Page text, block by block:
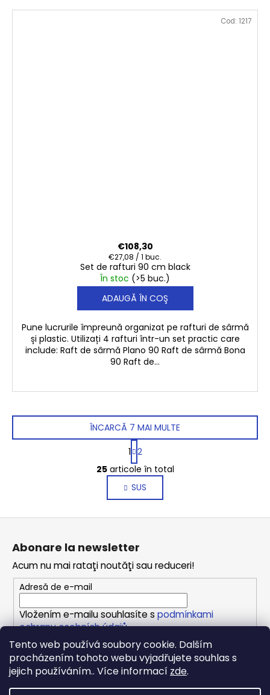
Tento web používá soubory cookie. Dalším
procházením tohoto webu vyjadřujete souhlas s
jejich používáním.. Více informací zde.
Set de rafturi 90 cm black
În stoc (>5 buc.)
€108,30
Evaluare
preţ:
€27,08 / 1 buc.
ADAUGĂ ÎN COŞ
Pune lucrurile împreună organizat pe rafturi de sârmă
și plastic. Utilizați 4 rafturi într-un set practic care
include: Raft de sârmă Plano 90 Raft de sârmă Bona
90 Raft de...
Cod: 1217
C
o
n
t
r
l
u
l
l
i
s
t
r
i
l
o
ÎNCARCĂ 7 MAI MULTE
P
a
g
i
n
a
r
1 2
25articole în total
SUS
Abonare la newsletter
Acum nu mai rataţi noutăţi sau reduceri!
Adresă de e-mail
Vložením e-mailu souhlasíte spodmínkami
ochrany osobních údajů
ABONARE